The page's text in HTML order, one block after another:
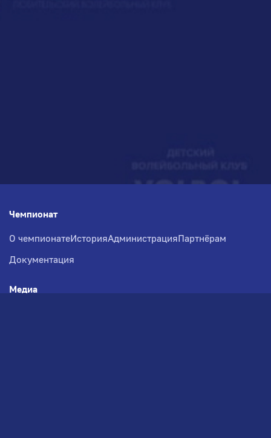
Чемпионат
О чемпионатеИсторияАдминистрацияПартнёрам
Документация
Медиа